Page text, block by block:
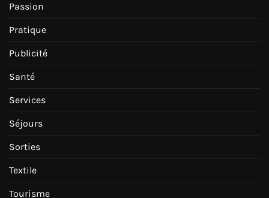
Passion
Pratique
Publicité
Santé
Services
Séjours
Sorties
Textile
Tourisme